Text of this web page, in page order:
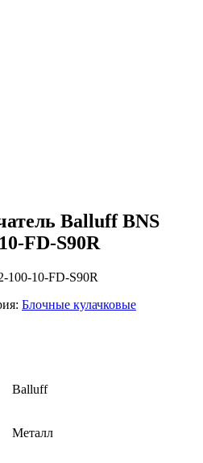
Balluff BNS
FD-S90R
100-10-FD-S90R
Блочные кулачковые
Balluff
Металл